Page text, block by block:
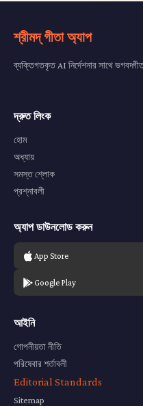
শ্রীমদ্ গীতা অ্যাপ
ব্যক্তিগতকৃত AI নির্দেশনার সাথে
দ্রুত লিংক
হোম
অধ্যায়
সমস্ত শ্লোক
প্রশ্নাবলী
অ্যাপ ডাউনলোড করুন
App Store
Google Play
আইনি
গোপনীয়তা নীতি
পরিষেবার শর্তাবলী
Editorial Standards
Sitemap